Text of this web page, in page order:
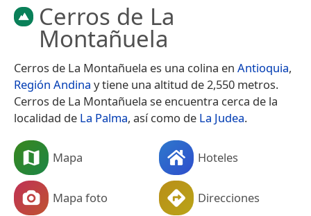
Cerros de La
Montañuela
Cerros de La Montañuela es una colina en Antioquia,
Región Andina y tiene una altitud de 2,550 metros.
Cerros de La Montañuela se encuentra cerca de la
localidad de La Palma, así como de La Judea.
Mapa Hoteles
Mapa foto Direcciones